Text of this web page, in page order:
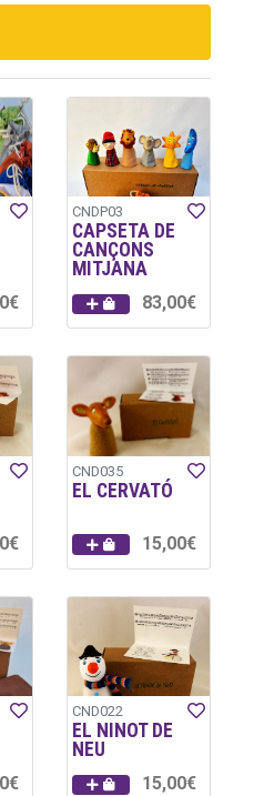
CNDP03
CAPSETA DE
CANÇONS
MITJANA
83,00€
CND035
EL CERVATÓ
15,00€
CND022
EL NINOT DE
NEU
15,00€